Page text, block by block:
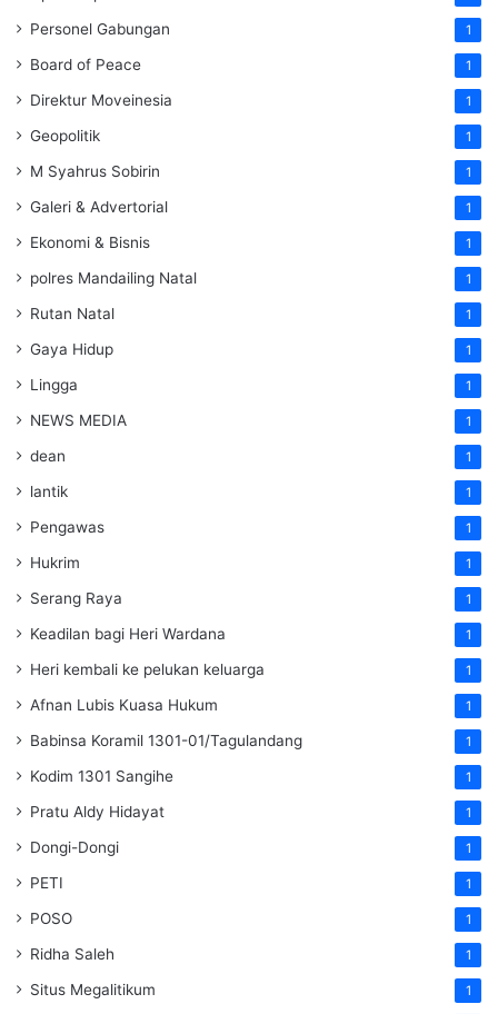
Personel Gabungan 1
Board of Peace 1
Direktur Moveinesia 1
Geopolitik 1
M Syahrus Sobirin 1
Galeri & Advertorial 1
Ekonomi & Bisnis 1
polres Mandailing Natal 1
Rutan Natal 1
Gaya Hidup 1
Lingga 1
NEWS MEDIA 1
dean 1
lantik 1
Pengawas 1
Hukrim 1
Serang Raya 1
Keadilan bagi Heri Wardana 1
Heri kembali ke pelukan keluarga 1
Afnan Lubis Kuasa Hukum 1
Babinsa Koramil 1301-01/Tagulandang 1
Kodim 1301 Sangihe 1
Pratu Aldy Hidayat 1
Dongi-Dongi 1
PETI 1
POSO 1
Ridha Saleh 1
Situs Megalitikum 1